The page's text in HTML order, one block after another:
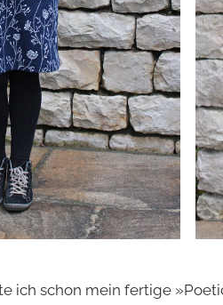
ich schon mein fertige